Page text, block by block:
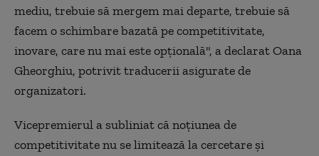
mediu, trebuie să mergem mai departe, trebuie să
facem o schimbare bazată pe competitivitate,
inovare, care nu mai este opţională", a declarat Oana
Gheorghiu, potrivit traducerii asigurate de
organizatori.
Vicepremierul a subliniat că noţiunea de
competitivitate nu se limitează la cercetare şi